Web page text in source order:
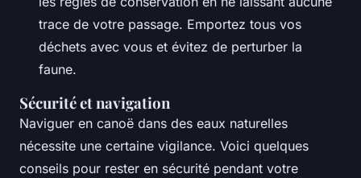
trace de votre passage. Emportez tous vos
déchets avec vous et évitez de perturber la
faune.
Sécurité et navigation
Naviguer en canoë dans des eaux naturelles
nécessite une certaine vigilance. Voici quelques
conseils pour rester en sécurité pendant votre